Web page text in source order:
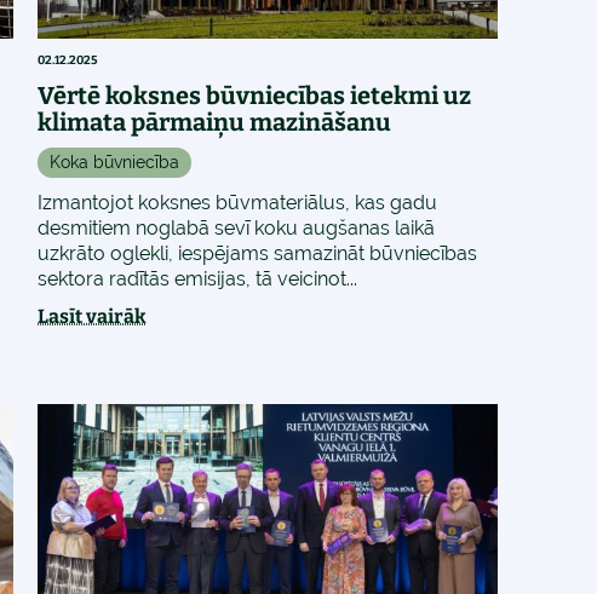
02.12.2025
Vērtē koksnes būvniecības ietekmi uz
klimata pārmaiņu mazināšanu
Koka būvniecība
Izmantojot koksnes būvmateriālus, kas gadu
desmitiem noglabā sevī koku augšanas laikā
uzkrāto oglekli, iespējams samazināt būvniecības
sektora radītās emisijas, tā veicinot...
Lasīt vairāk